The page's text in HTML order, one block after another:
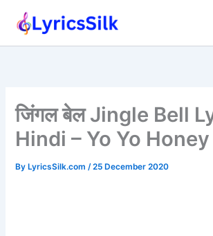
जिंगल बेल Jingle Bell
Hindi – Yo Yo
ByLyricsSilk.com /25 December 2020